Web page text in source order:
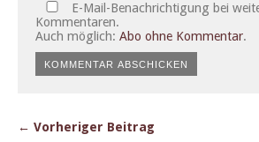
E-Mail-Benachrichtigung bei
Kommentaren.
Auch möglich: Abo ohne Kommentar.
← Vorheriger Beitrag